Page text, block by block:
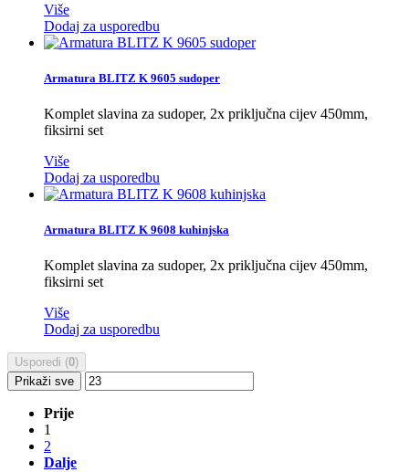
Više
Dodaj za usporedbu
Armatura BLITZ K 9605 sudoper
Komplet slavina za sudoper, 2x priključna cijev 450mm,
fiksirni set
Više
Dodaj za usporedbu
Armatura BLITZ K 9608 kuhinjska
Komplet slavina za sudoper, 2x priključna cijev 450mm,
fiksirni set
Više
Dodaj za usporedbu
Usporedi (0)
Prikaži sve
Prije
1
2
Dalje